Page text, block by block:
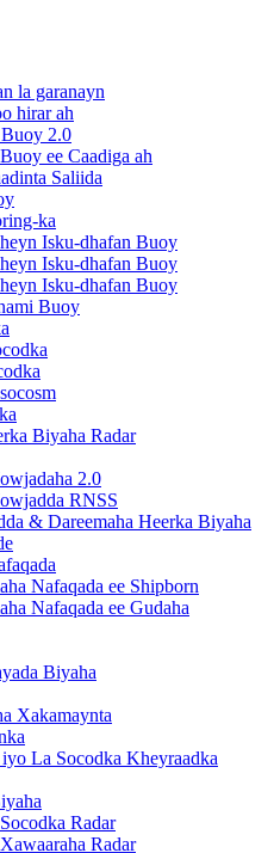
la garanayn
hirar ah
2.0
ee Caadiga ah
Saliida
ka
Isku-dhafan Buoy
Isku-dhafan Buoy
Isku-dhafan Buoy
Buoy
Biyaha Radar
2.0
RNSS
& Dareemaha Heerka Biyaha
Nafaqada ee Shipborn
Nafaqada ee Gudaha
Biyaha
Xakamaynta
La Socodka Kheyraadka
Radar
Radar